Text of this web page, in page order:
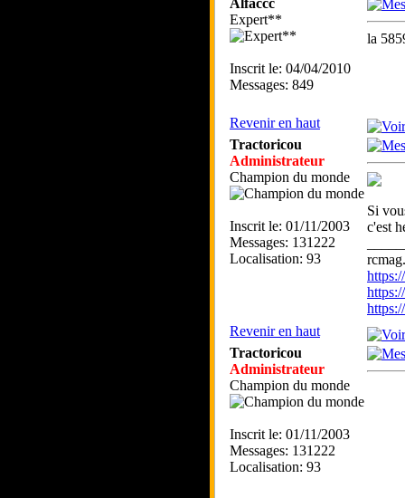
Alfaccc
Expert**
Inscrit le: 04/04/2010
Messages: 849
la
Revenir en haut
Tractoricou
Administrateur
Champion du monde
Inscrit le: 01/11/2003
Messages: 131222
Localisation: 93
Si
c'est
Revenir en haut
Tractoricou
Administrateur
Champion du monde
Inscrit le: 01/11/2003
Messages: 131222
Localisation: 93